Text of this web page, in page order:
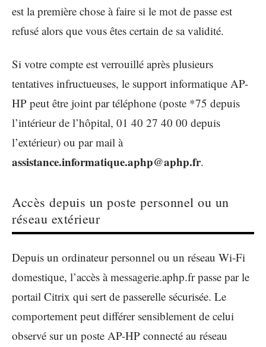
est la première chose à faire si le mot de passe est
refusé alors que vous êtes certain de sa validité.
Si votre compte est verrouillé après plusieurs
tentatives infructueuses, le support informatique AP-
HP peut être joint par téléphone (poste *75 depuis
l’intérieur de l’hôpital, 01 40 27 40 00 depuis
l’extérieur) ou par mail à
assistance.informatique.aphp@aphp.fr.
Accès depuis un poste personnel ou un
réseau extérieur
Depuis un ordinateur personnel ou un réseau Wi-Fi
domestique, l’accès à messagerie.aphp.fr passe par le
portail Citrix qui sert de passerelle sécurisée. Le
comportement peut différer sensiblement de celui
observé sur un poste AP-HP connecté au réseau